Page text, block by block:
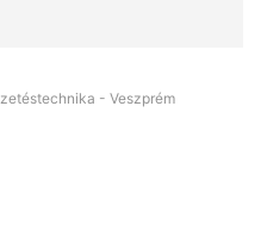
- Veszprém